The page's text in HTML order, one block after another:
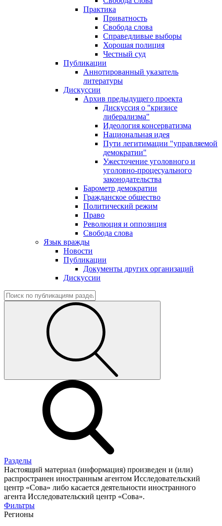
Практика
Приватность
Свобода слова
Справедливые выборы
Хорошая полиция
Честный суд
Публикации
Аннотированный указатель
литературы
Дискуссии
Архив предыдущего проекта
Дискуссия о "кризисе
либерализма"
Идеология консерватизма
Национальная идея
Пути легитимации "управляемой
демократии"
Ужесточение уголовного и
уголовно-процесуального
законодательства
Барометр демократии
Гражданское общество
Политический режим
Право
Революция и оппозиция
Свобода слова
Язык вражды
Новости
Публикации
Документы других организаций
Дискуссии
Разделы
Настоящий материал (информация) произведен и (или)
распространен иностранным агентом Исследовательский
центр «Сова» либо касается деятельности иностранного
агента Исследовательский центр «Сова».
Фильтры
Регионы